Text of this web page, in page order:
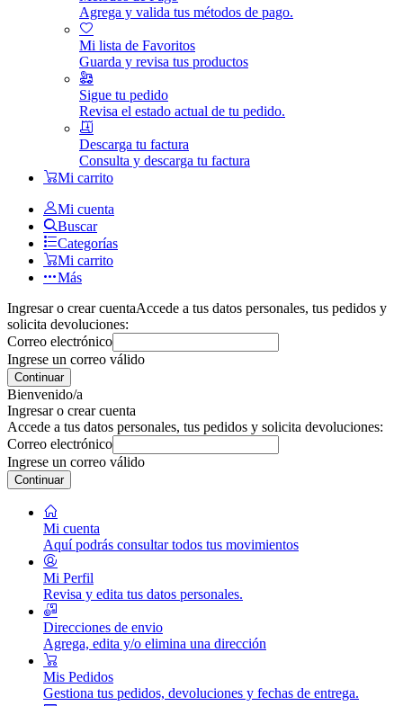
Agrega y valida tus métodos de pago.
Mi lista de Favoritos
Guarda y revisa tus productos
Sigue tu pedido
Revisa el estado actual de tu pedido.
Descarga tu factura
Consulta y descarga tu factura
Mi carrito
Mi cuenta
Buscar
Categorías
Mi carrito
Más
Ingresar o crear cuentaAccede a tus datos personales, tus pedidos y
solicita devoluciones:
Correo electrónico
Ingrese un correo válido
Continuar
Bienvenido/a
Ingresar o crear cuenta
Accede a tus datos personales, tus pedidos y solicita devoluciones:
Correo electrónico
Ingrese un correo válido
Continuar
Mi cuenta
Aquí podrás consultar todos tus movimientos
Mi Perfil
Revisa y edita tus datos personales.
Direcciones de envio
Agrega, edita y/o elimina una dirección
Mis Pedidos
Gestiona tus pedidos, devoluciones y fechas de entrega.